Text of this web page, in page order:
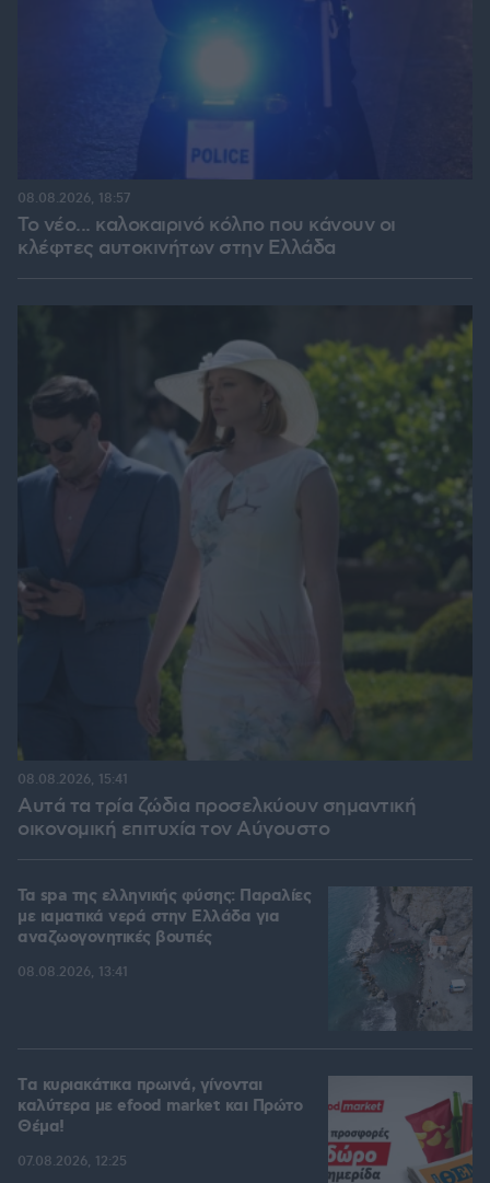
Το νέο... καλοκαιρινό κόλπο που κάνουν οι
κλέφτες αυτοκινήτων στην Ελλάδα
08.08.2026, 18:57
Αυτά τα τρία ζώδια προσελκύουν σημαντική
οικονομική επιτυχία τον Αύγουστο
08.08.2026, 15:41
Τα spa της ελληνικής φύσης: Παραλίες
με ιαματικά νερά στην Ελλάδα για
αναζωογονητικές βουτιές
08.08.2026, 13:41
Tα κυριακάτικα πρωινά, γίνονται
καλύτερα με efood market και Πρώτο
Θέμα!
07.08.2026, 12:25